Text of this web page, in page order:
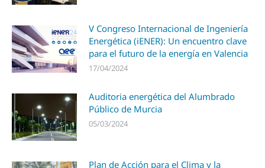
V Congreso Internacional de Ingeniería
Energética (iENER): Un encuentro clave
para el futuro de la energía en Valencia
17/04/2024
Auditoria energética del Alumbrado
Público de Murcia
05/03/2024
Plan de Acción para el Clima y la